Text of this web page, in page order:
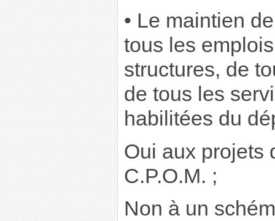
• Le maintien
tous les
structures, de
de tous les
habilitées du
Oui aux projets
C.P.O.M. ;
Non à un